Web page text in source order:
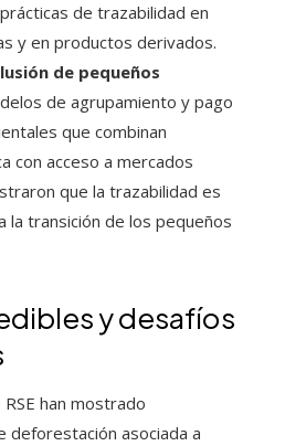
de trazabilidad en
y en productos derivados.
de pequeños
de agrupamiento y pago
que combinan
con acceso a mercados
que la trazabilidad es
la transición de los pequeños
y desafíos
han mostrado
deforestación asociada a